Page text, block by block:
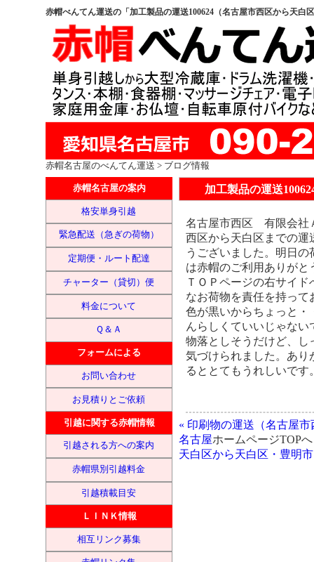
赤帽べんてん運送の「加工製品の運送100624（名古屋市西区から天白
赤帽名古屋のべんてん運送 > ブログ情報
赤帽名古屋の案内
格安単身引越
緊急配送（急ぎの荷物）
定期便・ルート配達
チャーター（貸切）便
料金について
Ｑ＆Ａ
フォームによる
お問い合わせ
お見積りとご依頼
引越に関する赤帽情報
引越される方への案内
赤帽県別引越料金
引越積載目安
ＬＩＮＫ情報
相互リンク募集
加工製品の運送
名古屋市西区 有限会社
西区から天白区までの運
うございました。明日
は赤帽のご利用ありがと
ＴＯＰページの右サイ
なお荷物を責任を持って
色が黒いからちょっと・
んらしくていいじゃな
物落としそうだけど、し
気づけられました。あり
るととてもうれしいで
« 印刷物の運送（名古屋
名古屋ホームページTOPへ
天白区から天白区・豊明